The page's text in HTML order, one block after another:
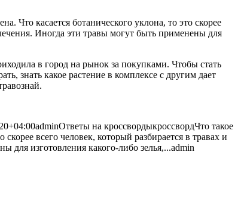
Что касается ботанического уклона, то это скорее
Иногда эти травы могут быть применены для
в город на рынок за покупками. Чтобы стать
знать какое растение в комплексе с другим дает
adminОтветы на кроссвордыкроссвордЧто такое
всего человек, который разбирается в травах и
для изготовления какого-либо зелья,...admin